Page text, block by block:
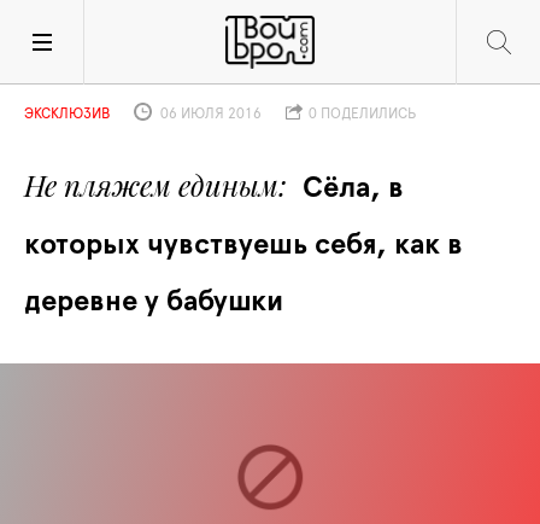
Не пляжем единым
Сёла, в
которых чувствуешь себя, как в
деревне у бабушки
ЭКСКЛЮЗИВ 06 ИЮЛЯ 2016 0 ПОДЕЛИЛИСЬ